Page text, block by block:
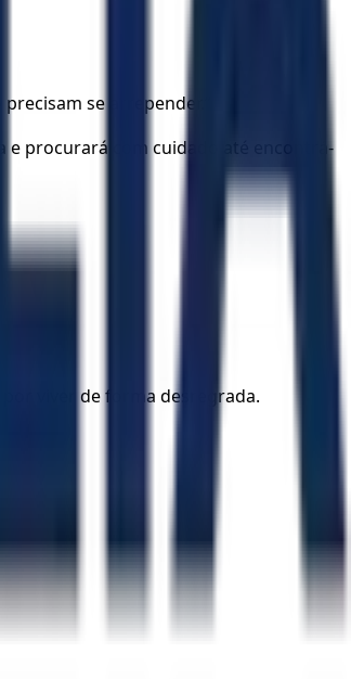
se arrepender.”
e procurará com cuidado até encontrá-
viver de forma desregrada.